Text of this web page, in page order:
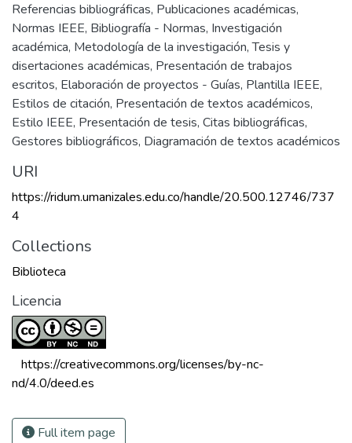
Referencias bibliográficas, Publicaciones académicas,
Normas IEEE, Bibliografía - Normas, Investigación
académica, Metodología de la investigación,Tesis y
disertaciones académicas, Presentación de trabajos
escritos, Elaboración de proyectos - Guías, Plantilla IEEE,
Estilos de citación, Presentación de textos académicos,
Estilo IEEE, Presentación de tesis, Citas bibliográficas,
Gestores bibliográficos, Diagramación de textos académicos
URI
https://ridum.umanizales.edu.co/handle/20.500.12746/737
4
Collections
Biblioteca
Licencia
https://creativecommons.org/licenses/by-nc-
nd/4.0/deed.es
Full item page